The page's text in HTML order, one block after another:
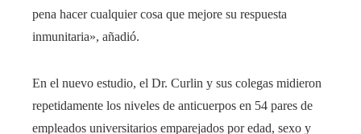
pena hacer cualquier cosa que mejore su respuesta
inmunitaria», añadió.
En el nuevo estudio, el Dr. Curlin y sus colegas midieron
repetidamente los niveles de anticuerpos en 54 pares de
empleados universitarios emparejados por edad, sexo y